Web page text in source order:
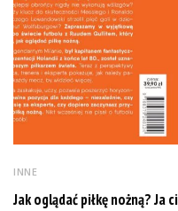
INNE
Jak oglądać piłkę nożną?